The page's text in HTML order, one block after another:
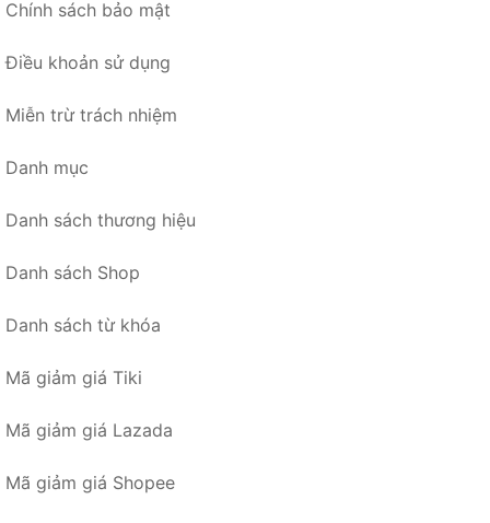
Chính sách bảo mật
Điều khoản sử dụng
Miễn trừ trách nhiệm
Danh mục
Danh sách thương hiệu
Danh sách Shop
Danh sách từ khóa
Mã giảm giá Tiki
Mã giảm giá Lazada
Mã giảm giá Shopee